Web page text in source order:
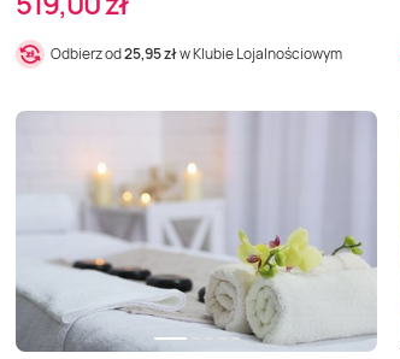
Odbierz od25,95 złw Klubie Lojalnościowym